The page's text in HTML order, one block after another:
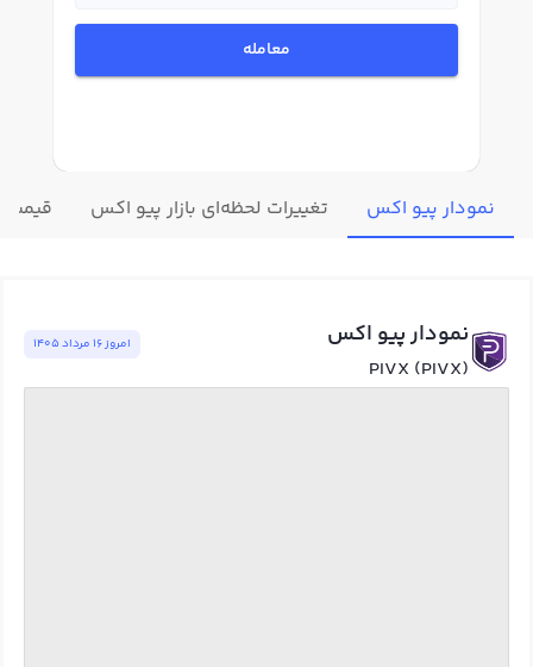
معامله
نمودار پیو اکس تغییرات لحظه‌ای بازار پیو اکس قیمت
نمودار پیو اکس
PIVX (PIVX)
امروز ١٦ مرداد ١٤٠٥